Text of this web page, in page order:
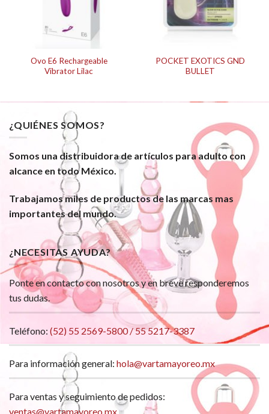
Ovo E6 Rechargeable
Vibrator Lilac
POCKET EXOTICS GND
BULLET
¿QUIÉNES SOMOS?
Somos una distribuidora de artículos para adulto con
alcance en todo México.
Trabajamos miles de productos de las marcas mas
importantes del mundo.
¿NECESITAS AYUDA?
Ponte en contacto con nosotros y en breve responderemos
tus dudas.
Teléfono: (52) 55 2569-5800 / 55 5217-3387
Para información general: hola@vartamayoreo.mx
Para ventas y seguimiento de pedidos:
ventas@vartamayoreo.mx